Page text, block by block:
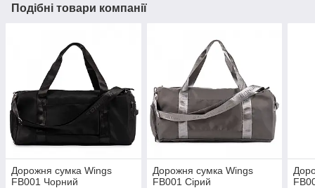
Подібні товари компанії
Дорожня сумка Wings
FB001 Чорний
Дорожня сумка Wings
FB001 Сірий